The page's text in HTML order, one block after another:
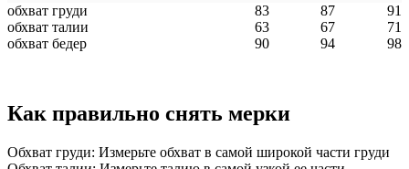
обхват груди
83 87
91
обхват талии
63 67
71
обхват бедер
90 94 98
Как правильно снять мерки
Обхват груди: Измерьте обхват в самой широкой части груди